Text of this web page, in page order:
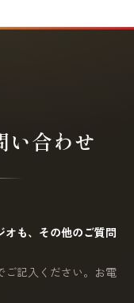
い合わせ
も、その他のご質問
ご記入ください。お電